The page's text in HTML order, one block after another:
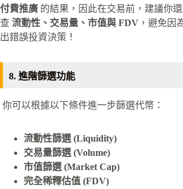
付費推廣 的結果，因此在交易前，建議你
查 流動性、交易量、市值與 FDV ，避免因
出錯誤投資決策！
8. 進階篩選功能
你可以根據以下條件進一步篩選代幣：
流動性篩選 (Liquidity)
交易量篩選 (Volume)
市值篩選 (Market Cap)
完全稀釋估值 (FDV)